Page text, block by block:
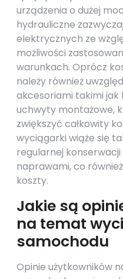
urządzenia o dużej
hydrauliczne
elektrycznych ze
możliwości
warunkach. Oprócz
należy również
akcesoriami takimi jak
uchwyty montażowe,
zwiększyć całkowity
wyciągarki wiąże się
regularnej
naprawami, co
koszty.
Jakie są
na temat
samochodu
Opinie użytkowników